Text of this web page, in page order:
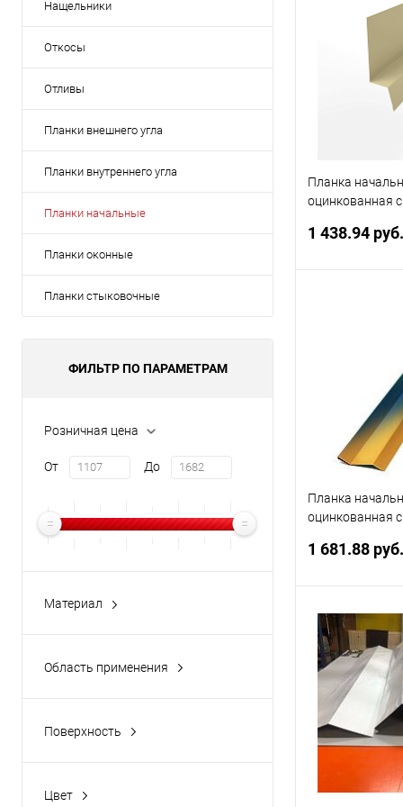
Нащельники
Откосы
Отливы
Планки внешнего угла
Планки внутреннего угла
Планки начальные
Планки оконные
Планки стыковочные
ФИЛЬТР ПО ПАРАМЕТРАМ
Розничная цена
От До
Материал
оцинкованная сталь с
Область применения
Поверхность
Цвет
Планка
оцинкованная
625 мм RAL 1014
1 438.94 руб.
В избранное
Планка
оцинкованная
1 681.88 руб.
В
Купить в 1
В избранное